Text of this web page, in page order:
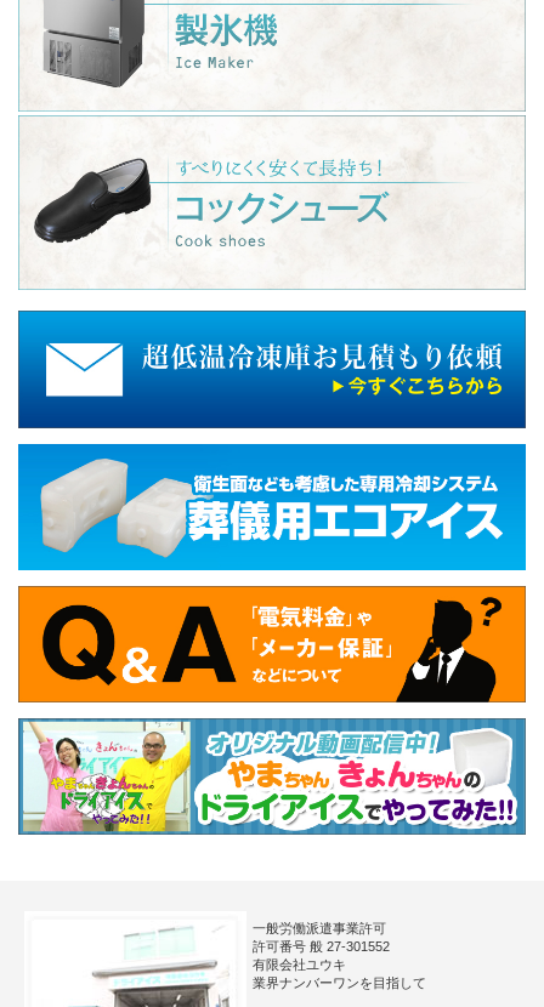
一般労働派遣事業許可
許可番号 般 27-301552
有限会社ユウキ
業界ナンバーワンを目指して